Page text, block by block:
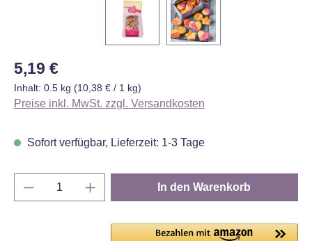
Regulärer Preis:
5,19 €
Inhalt: 0.5 kg (10,38 € / 1 kg)
Preise inkl. MwSt. zzgl. Versandkosten
Sofort verfügbar, Lieferzeit: 1-3 Tage
Produkt Anzahl: Gib den gewünschten
In den Warenkorb